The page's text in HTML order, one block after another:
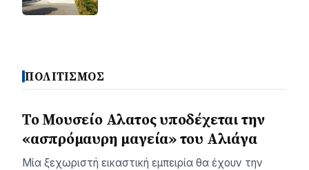
ΠΟΛΙΤΙΣΜΟΣ
Το Μουσείο Αλατος υποδέχεται την
«ασπρόμαυρη μαγεία» του Αλιάγα
Μία ξεχωριστή εικαστική εμπειρία θα έχουν την